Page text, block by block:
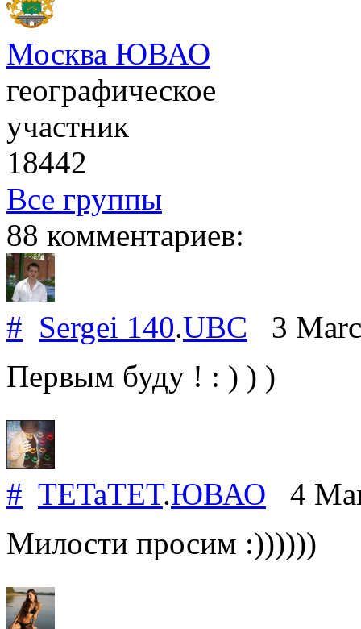
Москва ЮВАО
географическое
участник
18442
Все группы
88 комментариев:
# Sergei 140.UBC 3
Первым буду ! : ) ) )
# TETaTET.ЮВАО 4
Милости просим :))))))